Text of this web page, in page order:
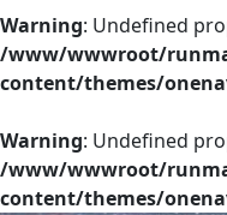
Warning: Undefined
/www/wwwroot/
content/themes/
Warning: Undefined
/www/wwwroot/
content/themes/